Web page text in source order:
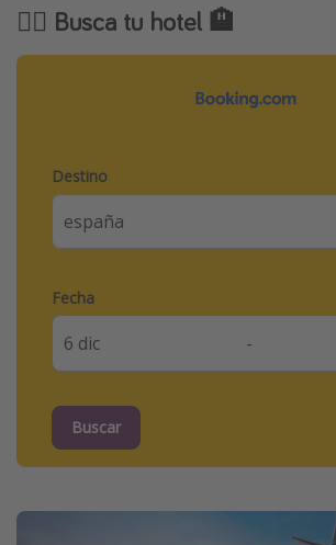
🕵️‍♂️ Busca tu hotel 🏨
Destino
Fecha
-
Buscar